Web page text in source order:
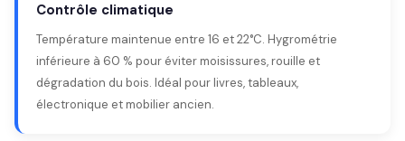
Contrôle climatique
Température maintenue entre 16 et 22°C. Hygrométrie
inférieure à 60 % pour éviter moisissures, rouille et
dégradation du bois. Idéal pour livres, tableaux,
électronique et mobilier ancien.